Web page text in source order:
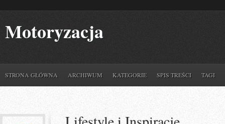
Motoryzacja
STRONA GŁÓWNA ARCHIWUM KATEGORIE SPIS TREŚCI TAGI